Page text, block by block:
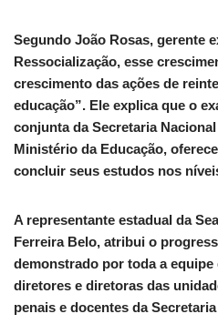
Segundo João Rosas, gerente
Ressocialização, esse
crescimento das ações de
educação”. Ele explica que o
conjunta da Secretaria
Ministério da Educação,
concluir seus estudos nos
A representante estadual da
Ferreira Belo, atribui o
demonstrado por toda a equipe
diretores e diretoras das
penais e docentes da